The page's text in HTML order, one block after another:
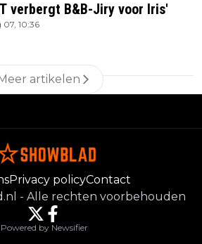
verbergt B&B-Jiry voor Iris'
07, 10:36
Meer artikelen
Privacy policyContact
- Alle rechten voorbehouden
Powered by Newsifier